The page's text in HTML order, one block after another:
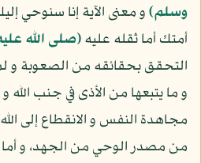
وسلم)و معنى الآية إنا سنوحي
أمتك أما ثقله عليه(صلى الله
التحقق بحقائقه من الصعوبة و
و ما يتبعها من الأذى في جنب الله
مجاهدة النفس و الانقطاع إلى
من مصدر الوحي من الجهد، و أما